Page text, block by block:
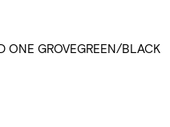
ONE GROVEGREEN/BLACK